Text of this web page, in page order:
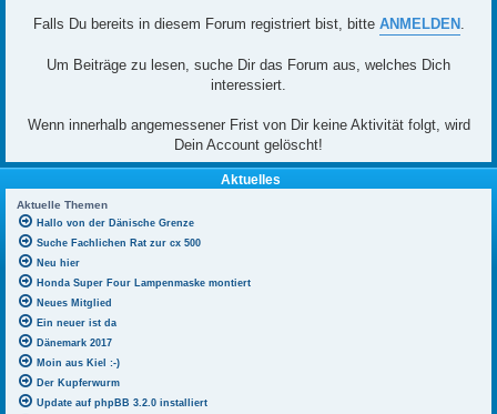
Falls Du bereits in diesem Forum registriert bist, bitte ANMELDEN .
Um Beiträge zu lesen, suche Dir das Forum aus, welches Dich
interessiert.
Wenn innerhalb angemessener Frist von Dir keine Aktivität folgt, wird
Dein Account gelöscht!
Aktuelles
Aktuelle Themen
Hallo von der Dänische Grenze
Suche Fachlichen Rat zur cx 500
Neu hier
Honda Super Four Lampenmaske montiert
Neues Mitglied
Ein neuer ist da
Dänemark 2017
Moin aus Kiel :-)
Der Kupferwurm
Update auf phpBB 3.2.0 installiert